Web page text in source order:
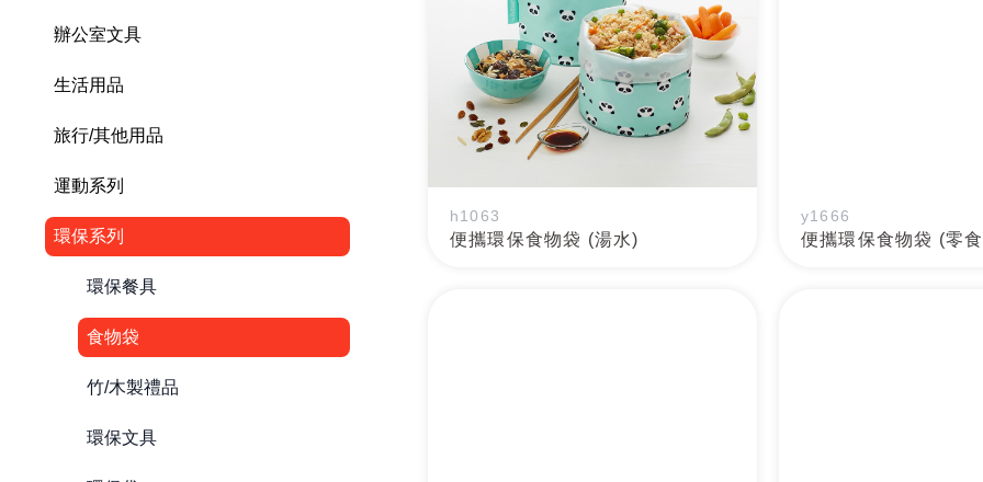
辦公室文具
生活用品
旅行/其他用品
運動系列
環保系列
環保餐具
食物袋
竹/木製禮品
環保文具
h1063
便攜環保食物袋 (湯水)
y1666
便攜環保食物袋 (零